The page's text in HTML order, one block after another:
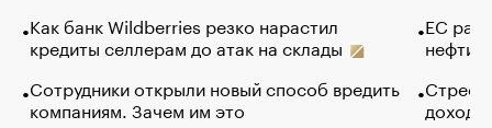
Как банк Wildberries резко нарастил
кредиты селлерам до атак на склады
Сотрудники открыли новый способ вредить
компаниям. Зачем им это
ЕС
нефти